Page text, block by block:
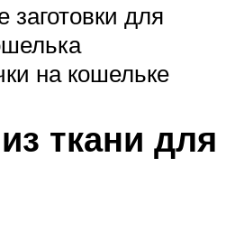
заготовки для
на кошельке
ткани для